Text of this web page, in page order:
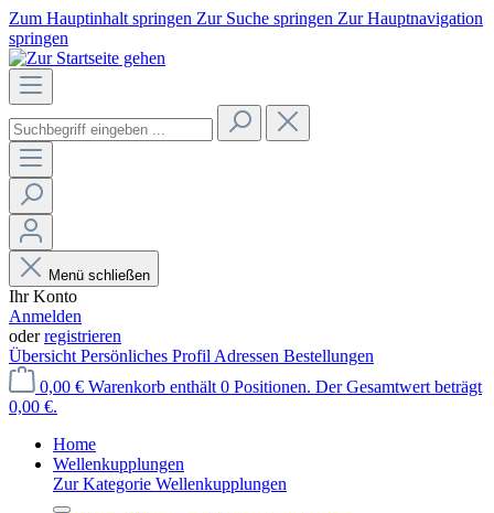
Zum Hauptinhalt springen Zur Suche springen Zur Hauptnavigation
springen
Menü schließen
Ihr Konto
Anmelden
oderregistrieren
Übersicht Persönliches Profil Adressen Bestellungen
0,00 € Warenkorb enthält 0 Positionen. Der Gesamtwert beträgt
0,00 €.
Home
Wellenkupplungen
Zur Kategorie Wellenkupplungen